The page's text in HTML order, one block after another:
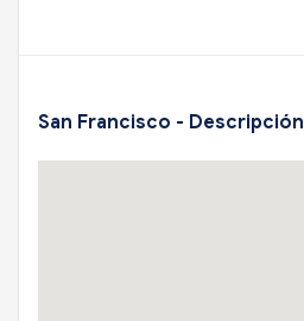
San Francisco - Descripción